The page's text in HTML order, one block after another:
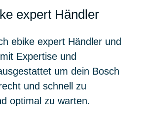
expert Händler
ebike expert Händler und
Expertise und
um dein Bosch
und schnell zu
optimal zu warten.